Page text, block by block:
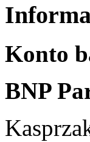
Konto
BNP